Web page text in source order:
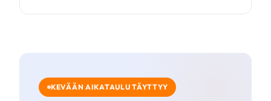
KEVÄÄN AIKATAULU TÄYTTYY